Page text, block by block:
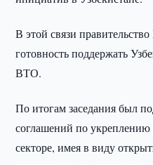
В этой связи
готовность поддержать
ВТО.
По итогам заседания был
соглашений по укреплению
секторе, имея в виду